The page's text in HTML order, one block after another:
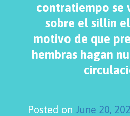
contratiempo se
sobre el silli­n
motivo de que
hembras hagan
Posted on June 20,